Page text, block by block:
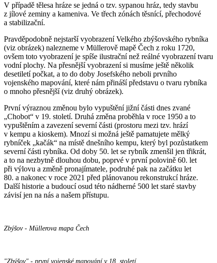
V případě tělesa hráze se jedná o tzv. sypanou hráz, tedy stavbu
z jílové zeminy a kameniva. Ve třech zónách těsnící, přechodové
a stabilizační.
Pravděpodobně nejstarší vyobrazení Velkého zbýšovského rybníka
(viz obrázek) nalezneme v Müllerově mapě Čech z roku 1720,
ovšem toto vyobrazení je spíše ilustrační než reálné vyobrazení tvaru
vodní plochy. Na přesnější vyobrazení si musíme ještě několik
desetiletí počkat, a to do doby Josefského neboli prvního
vojenského mapování, které nám přináší představu o tvaru rybníka
o mnoho přesnější (viz druhý obrázek).
První výraznou změnou bylo vypuštění jižní části dnes zvané
„Chobot“ v 19. století. Druhá změna proběhla v roce 1950 a to
vypuštěním a zavezení severní části (prostoru mezi tzv. hrází
v kempu a kioskem). Mnozí si možná ještě pamatujete mělký
rybníček „kačák“ na místě dnešního kempu, který byl pozůstatkem
severní části rybníka. Od doby 50. let se rybník zmenšil jen třikrát,
a to na nezbytně dlouhou dobu, poprvé v první polovině 60. let
při výlovu a změně pronajímatele, podruhé pak na začátku let
80. a nakonec v roce 2021 před plánovanou rekonstrukcí hráze.
Další historie a budoucí osud této nádherné 500 let staré stavby
závisí jen na nás a našem přístupu.
Zbýšov - Müllerova mapa Čech
"Zbýšov" - první vojenské mapování v 18. století